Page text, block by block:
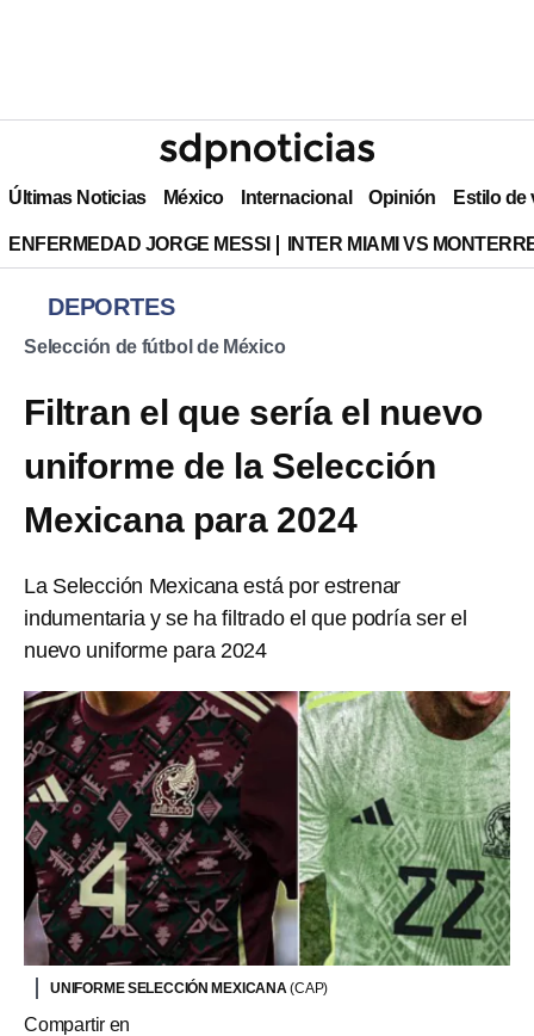
Últimas Noticias México Internacional Opinión Estilo de
ENFERMEDAD JORGE MESSI INTER MIAMI VS
DEPORTES
Selección de fútbol de México
Filtran el que sería el nuevo
uniforme de la Selección
Mexicana para 2024
La Selección Mexicana está por estrenar
indumentaria y se ha filtrado el que podría ser el
nuevo uniforme para 2024
UNIFORME SELECCIÓN MEXICANA(CAP)
Compartir en